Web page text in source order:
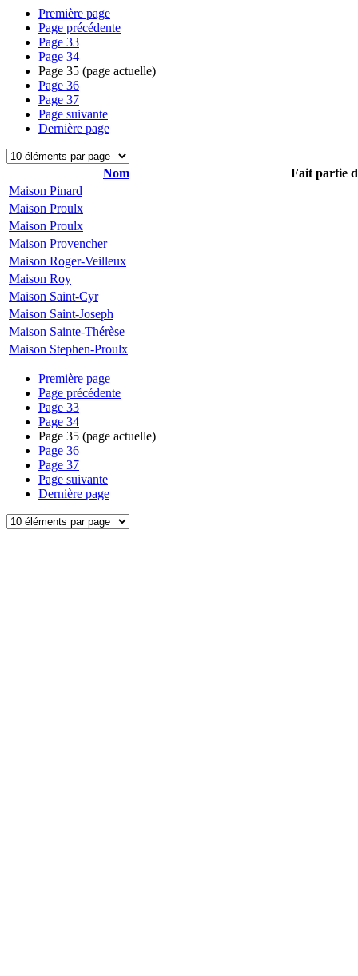
Première page
Page précédente
Page 33
Page 34
Page 35 (page actuelle)
Page 36
Page 37
Page suivante
Dernière page
Nom
Fait partie
Maison Pinard
Maison Proulx
Maison Proulx
Maison Provencher
Maison Roger-Veilleux
Maison Roy
Maison Saint-Cyr
Maison Saint-Joseph
Maison Sainte-Thérèse
Maison Stephen-Proulx
Première page
Page précédente
Page 33
Page 34
Page 35 (page actuelle)
Page 36
Page 37
Page suivante
Dernière page